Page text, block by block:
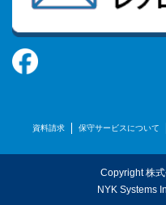
資料請求 保守サービスについて
Copyright 株
NYK Systems